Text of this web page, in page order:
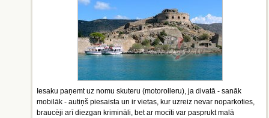
Iesaku paņemt uz nomu skuteru (motorolleru), ja divatā - sanāk
mobilāk - autiņš piesaista un ir vietas, kur uzreiz nevar noparkoties,
braucēji arī diezgan krimināli, bet ar mocīti var pasprukt malā